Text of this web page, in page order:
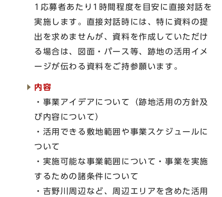
1応募者あたり1時間程度を目安に直接対話を
実施します。直接対話時には、特に資料の提
出を求めませんが、資料を作成していただけ
る場合は、図面・パース等、跡地の活用イメ
ージが伝わる資料をご持参願います。
内容
・事業アイデアについて（跡地活用の方針及
び内容について）
・活用できる敷地範囲や事業スケジュールに
ついて
・実施可能な事業範囲について・事業を実施
するための諸条件について
・吉野川周辺など、周辺エリアを含めた活用